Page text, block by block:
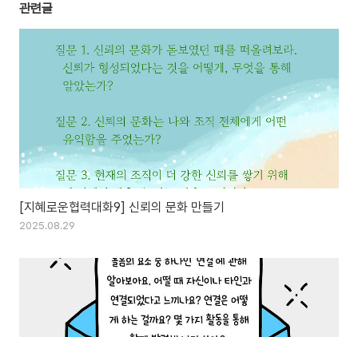
관련글
[지혜로운협력대화9] 신뢰의 문화 만들기
2025.08.29